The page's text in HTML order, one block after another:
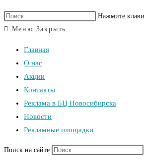
Нажмите
Меню Закрыть
Главная
О нас
Акции
Контакты
Реклама в БЦ Новосибирска
Новости
Рекламные площадки
Поиск на сайте